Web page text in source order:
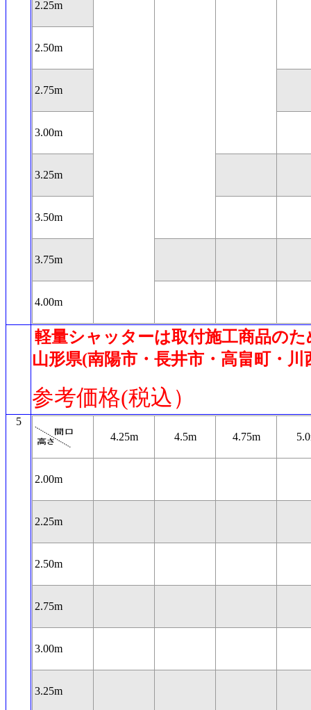
2.25m
2.50m
2.75m
3.00m
3.25m
3.50m
3.75m
4.00m
軽量シャッターは取付施工商品の
山形県(南陽市・長井市・高畠町・
参考価格(税込）
5
4.25m
4.5m 4.75m
2.00m
2.25m
2.50m
2.75m
3.00m
3.25m